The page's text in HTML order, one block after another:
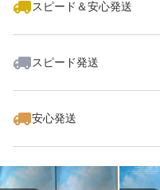
スピード＆安心発送
スピード発送
安心発送